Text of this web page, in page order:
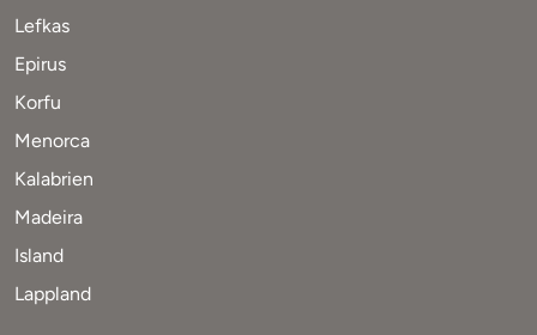
Lefkas
Epirus
Korfu
Menorca
Kalabrien
Madeira
Island
Lappland